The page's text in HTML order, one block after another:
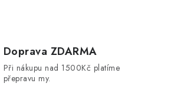
Doprava ZDARMA
Při nákupu nad 1500Kč platíme
přepravu my.